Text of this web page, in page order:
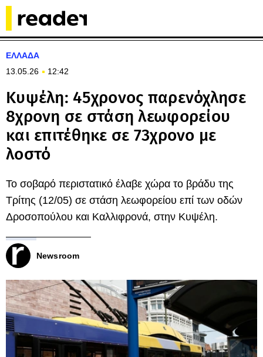
ΕΛΛΑΔΑ
13.05.26
12:42
Κυψέλη: 45χρονος παρενόχλησε
8χρονη σε στάση λεωφορείου
και επιτέθηκε σε 73χρονο με
λοστό
Το σοβαρό περιστατικό έλαβε χώρα το βράδυ της
Τρίτης (12/05) σε στάση λεωφορείου επί των οδών
Δροσοπούλου και Καλλιφρονά, στην Κυψέλη.
Newsroom